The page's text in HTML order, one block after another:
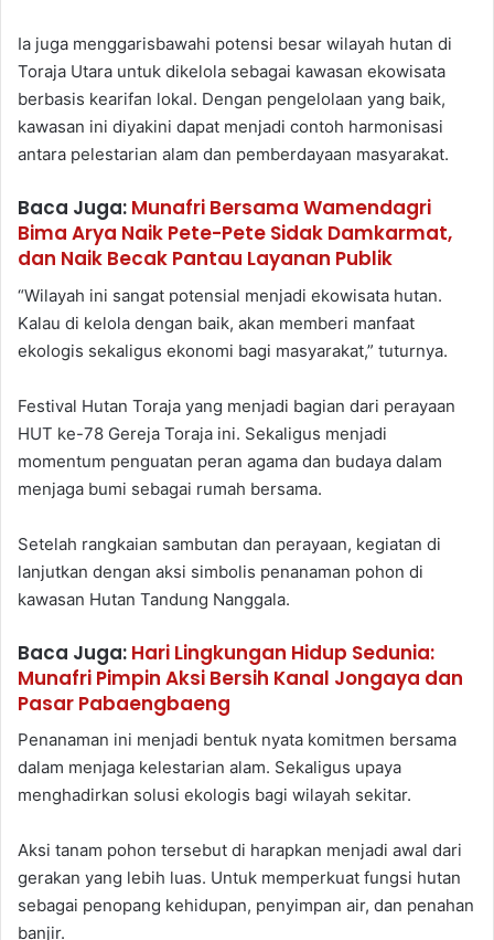
Ia juga menggarisbawahi potensi besar wilayah hutan di
Toraja Utara untuk dikelola sebagai kawasan ekowisata
berbasis kearifan lokal. Dengan pengelolaan yang baik,
kawasan ini diyakini dapat menjadi contoh harmonisasi
antara pelestarian alam dan pemberdayaan masyarakat.
Baca Juga: Munafri Bersama Wamendagri
Bima Arya Naik Pete-Pete Sidak Damkarmat,
dan Naik Becak Pantau Layanan Publik
“Wilayah ini sangat potensial menjadi ekowisata hutan.
Kalau di kelola dengan baik, akan memberi manfaat
ekologis sekaligus ekonomi bagi masyarakat,” tuturnya.
Festival Hutan Toraja yang menjadi bagian dari perayaan
HUT ke-78 Gereja Toraja ini. Sekaligus menjadi
momentum penguatan peran agama dan budaya dalam
menjaga bumi sebagai rumah bersama.
Setelah rangkaian sambutan dan perayaan, kegiatan di
lanjutkan dengan aksi simbolis penanaman pohon di
kawasan Hutan Tandung Nanggala.
Baca Juga: Hari Lingkungan Hidup Sedunia:
Munafri Pimpin Aksi Bersih Kanal Jongaya dan
Pasar Pabaengbaeng
Penanaman ini menjadi bentuk nyata komitmen bersama
dalam menjaga kelestarian alam. Sekaligus upaya
menghadirkan solusi ekologis bagi wilayah sekitar.
Aksi tanam pohon tersebut di harapkan menjadi awal dari
gerakan yang lebih luas. Untuk memperkuat fungsi hutan
sebagai penopang kehidupan, penyimpan air, dan penahan
banjir.